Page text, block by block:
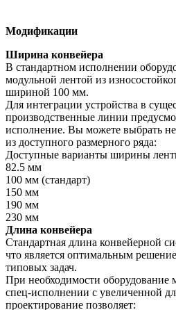
Модификации
Ширина конвейера
В стандартном исполнении
модульной лентой из
шириной 100 мм.
Для интеграции устройства в
производственные линии
исполнение. Вы можете выбрать
из доступного размерного ряда:
Доступные варианты ширины
82.5 мм
100 мм (стандарт)
150 мм
190 мм
230 мм
Длина конвейера
Стандартная длина конвейерной
что является оптимальным
типовых задач.
При необходимости оборудование
спец-исполнении с увеличенной
проектирование позволяет: